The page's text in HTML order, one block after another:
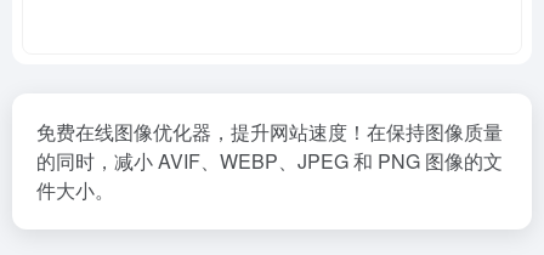
免费在线图像优化器，提升网站速度！在保持图像质量
的同时，减小 AVIF、WEBP、JPEG 和 PNG 图像的文
件大小。